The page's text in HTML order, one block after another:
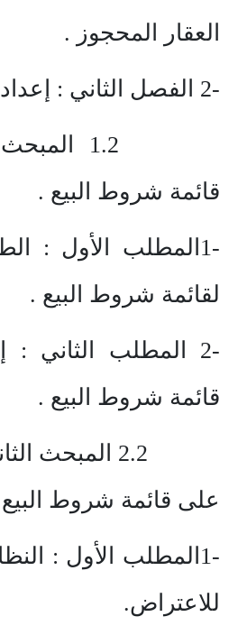
العقار المحجوز .
-2 الفصل الثاني : إعداد العقار للبيع.
1.2
قائمة شروط البيع .
-1المطلب الأول :
لقائمة شروط البيع .
-2 المطلب الثاني
قائمة شروط البيع .
2.2 المبحث
على قائمة شروط
-1المطلب الأول :
للاعتراض.